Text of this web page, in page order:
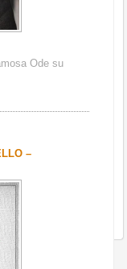
Ode su
–